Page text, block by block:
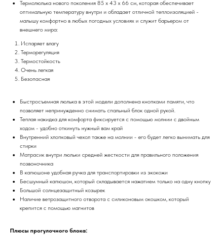
Термолюлька нового поколения 85 х 43 х 66 см, которая обеспечивает
оптимальную температуру внутри и обладает отличной теплоизоляцией -
малышу комфортно в любых погодных условиях и служит барьером от
внешнего мира:
Испаряет влагу
Терморегуляция
Термостойкость
Очень легкая
Безопасная
Быстросъемная люлька в этой модели дополнена кнопками памяти, что
позволяет непринужденно снимать спальный блок одной рукой.
Теплая накидка для комфорта фиксируется с помощью молнии с двойным
ходом - удобно откинуть нужный вам край
Внутренний хлопковый чехол также на молнии - его будет легко вынимать для
стирки
Матрасик внутри люльки средней жесткости для правильного положения
позвоночника
В капюшоне удобная ручка для транспортировки из экокожи
Бесшумный капюшон, который складывается нажатием только на одну кнопку
Большой солнцезащитный козырек
Наличие ветрозащитного отворота с силиконовым окошком, который
крепится с помощью магнитов
Плюсы прогулочного блока: